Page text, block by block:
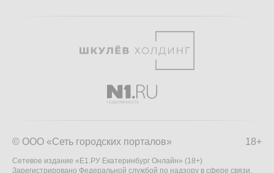
18+
© ООО «Сеть городских порталов»
Сетевое издание «Е1.РУ Екатеринбург Онлайн» (18+)
Зарегистрировано Федеральной службой по надзору в сфере связи,